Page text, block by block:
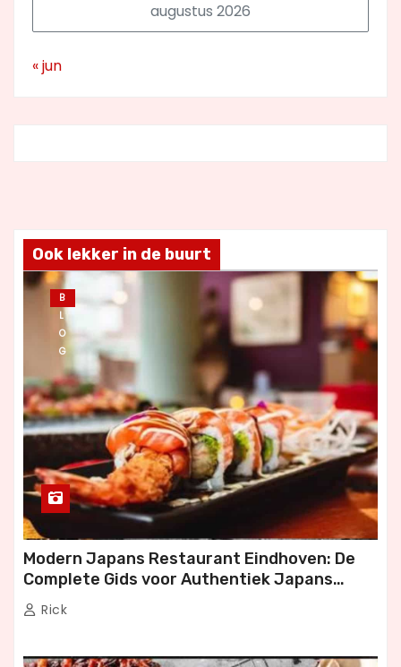
augustus 2026
« jun
Ook lekker in de buurt
B
L
O
G
Modern Japans Restaurant Eindhoven: De
Complete Gids voor Authentiek Japans
Dineren
Rick